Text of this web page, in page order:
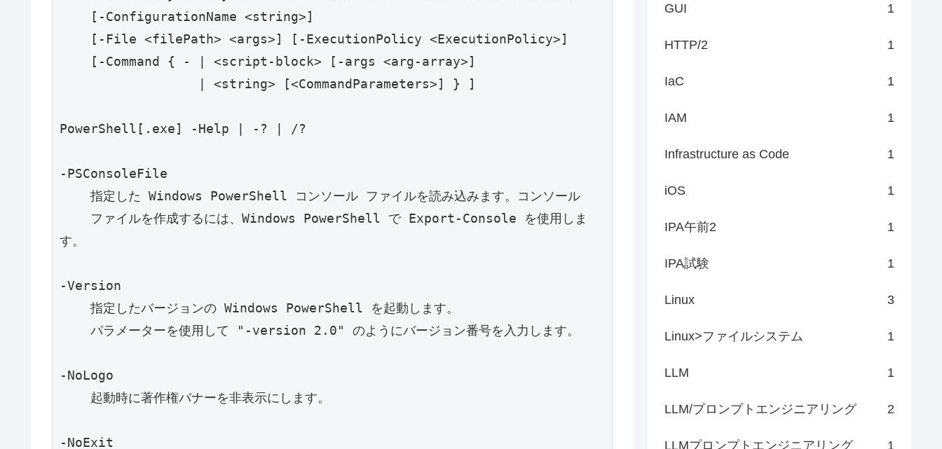
PowerShell[.exe] -Help | -? | /?
-PSConsoleFile
す。
-Version
-NoLogo
-NoExit
GUI 1
HTTP/2 1
IaC 1
IAM 1
Infrastructure as Code 1
iOS 1
IPA午前2 1
IPA試験 1
Linux 3
Linux>ファイルシステム 1
LLM 1
LLM/プロンプトエンジニアリング 2
LLMプロンプトエンジニアリング 1